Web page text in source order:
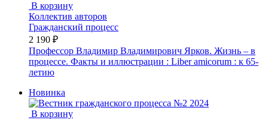
В корзину
Коллектив авторов
Гражданский процесс
2 190 ₽
Профессор Владимир Владимирович Ярков. Жизнь – в
процессе. Факты и иллюстрации : Liber amicorum : к 65-
летию
Новинка
В корзину